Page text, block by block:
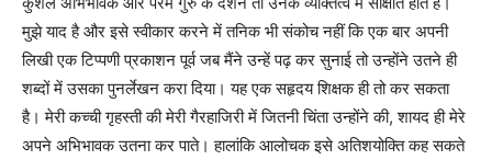
मुझे याद है और इसे स्वीकार करने में तनिक भी संकोच नहीं कि एक बार अपनी
लिखी एक टिप्पणी प्रकाशन पूर्व जब मैंने उन्हें पढ़ कर सुनाई तो उन्होंने उतने ही
शब्दों में उसका पुनर्लेखन करा दिया। यह एक सहृदय शिक्षक ही तो कर सकता
है। मेरी कच्ची गृहस्ती की मेरी गैरहाजिरी में जितनी चिंता उन्होंने की, शायद ही मेरे
अपने अभिभावक उतना कर पाते। हालांकि आलोचक इसे अतिशयोक्ति कह सकते